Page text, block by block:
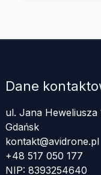
Dane
ul. Jana Heweliusza
Gdańsk
kontakt@avidrone.pl
+48 517 050 177
NIP: 8393254640